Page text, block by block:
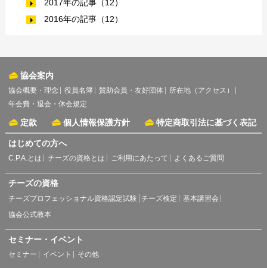
2017年の記事（12）
2016年の記事（12）
協会案内
協会概要・理念 役員名簿 賛助会員・友好団体
所在地（アクセス）
年会費・退会・休会規定
定款 個人情報保護方針 特定商取引法に基づく表記
はじめての方へ
C.P.A.とは チーズの資格とは ご利用にあたって よくあるご質問
チーズの資格
チーズプロフェッショナル資格認定試験 チーズ検定
基本講習会
協会公式教本
セミナー・イベント
セミナー イベント その他